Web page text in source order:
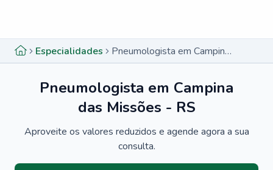
Especialidades Pneumologista em Campina das Missões - RS
Pneumologista em Campina
das Missões - RS
Aproveite os valores reduzidos e agende agora a sua
consulta.